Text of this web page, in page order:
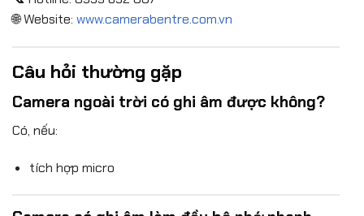
🌐 Website: www.camerabentre.com.vn
Câu hỏi thường gặp
Camera ngoài trời có ghi âm được không?
Có, nếu:
tích hợp micro